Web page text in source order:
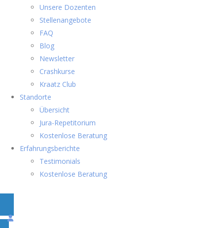
Unsere Dozenten
Stellenangebote
FAQ
Blog
Newsletter
Crashkurse
Kraatz Club
Standorte
Übersicht
Jura-Repetitorium
Kostenlose Beratung
Erfahrungsberichte
Testimonials
Kostenlose Beratung